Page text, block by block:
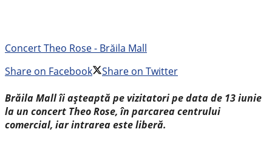
Concert Theo Rose - Brăila Mall
Share on Facebook
Share on Twitter
Brăila Mall îi așteaptă pe vizitatori pe data de 13 iunie
la un concert Theo Rose, în parcarea centrului
comercial, iar intrarea este liberă.